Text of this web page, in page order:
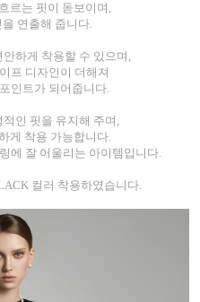
르는 핏이 돋보이며,
연출해 줍니다.
하게 착용할 수 있으며,
프 디자인이 더해져
인트가 되어줍니다.
인 핏을 유지해 주며,
게 착용 가능합니다.
에 잘 어울리는 아이템입니다.
컬러 착용하였습니다.